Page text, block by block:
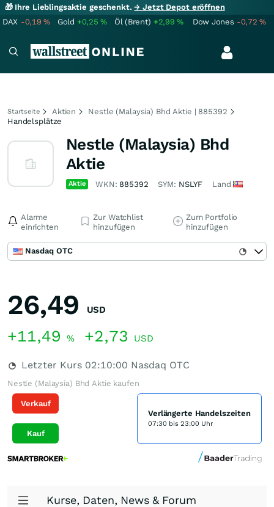
🎁 Ihre Lieblingsaktie geschenkt.→ Jetzt Depot eröffnen
DAX -0,19% Gold +0,25% Öl (Brent) +2,99% Dow Jones -0,72%
Startseite Aktien
Nestle (Malaysia) Bhd Aktie | 885392
Handelsplätze
Nestle (Malaysia) Bhd
Aktie
Aktie WKN: 885392 SYM: NSLYF Land
Alarme
einrichten
Zur Watchlist
hinzufügen
Zum Portfolio
hinzufügen
Nasdaq OTC
26,49 USD
+11,49 % +2,73 USD
Letzter Kurs 02:10:00 Nasdaq OTC
Nestle (Malaysia) Bhd Aktie kaufen
Verkauf
Kauf
Verlängerte Handelszeiten
07:30 bis 23:00 Uhr
Kurse, Daten, News & Forum